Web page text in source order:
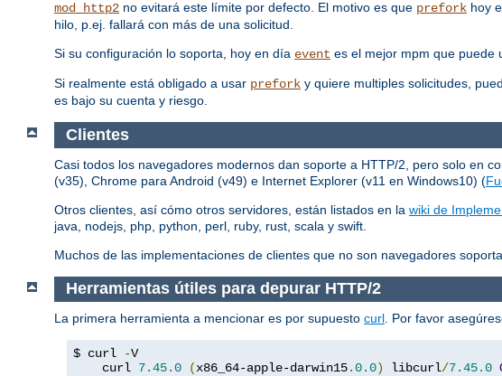
mod_http2 no evitará este límite por defecto. El motivo es que prefork hoy
hilo, p.ej. fallará con más de una solicitud.
Si su configuración lo soporta, hoy en día event es el mejor mpm que puede
Si realmente está obligado a usar prefork y quiere multiples solicitudes,
es bajo su cuenta y riesgo.
Clientes
Casi todos los navegadores modernos dan soporte a HTTP/2, pero solo en
(v35), Chrome para Android (v49) e Internet Explorer (v11 en Windows10) (
Otros clientes, así cómo otros servidores, están listados en la wiki de
java, nodejs, php, python, perl, ruby, rust, scala y swift.
Muchos de las implementaciones de clientes que no son navegadores
Herramientas útiles para depurar HTTP/2
La primera herramienta a mencionar es por supuesto curl . Por favor
$ curl -V
    curl
7.45.0 (x86_64-apple-darwin15.0.0) libcurl/7.45.0